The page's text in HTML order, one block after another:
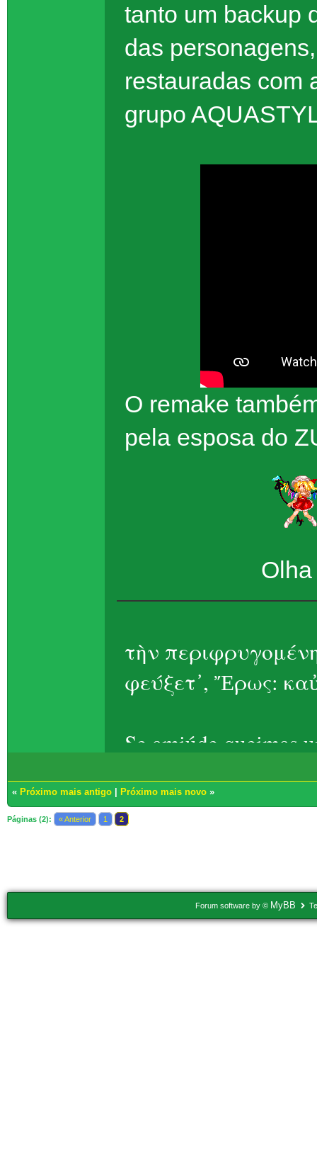
tanto um backup
das
restauradas com
grupo
O remake
pela esposa do
τὴν
φεύξετ᾽, Ἔρως:
Se amiúde queimas
Eros, ela foge –
« Próximo mais antigo Próximo mais novo »
Páginas (2): « Anterior 1 2
Forum software by © MyBB